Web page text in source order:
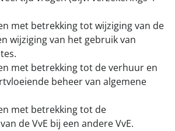
met betrekking tot wijziging van de
wijziging van het gebruik van
met betrekking tot de verhuur en
beheer van algemene
met betrekking tot de
de VvE bij een andere VvE.